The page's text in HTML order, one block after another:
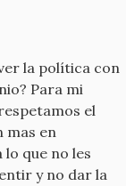
la política con
Para mi
el
mas en
que no les
y no dar la